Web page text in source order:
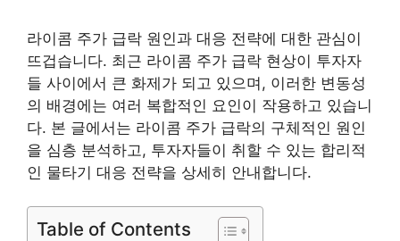
라이콤 주가 급락 원인과 대응 전략에 대한 관심이
뜨겁습니다. 최근 라이콤 주가 급락 현상이 투자자
들 사이에서 큰 화제가 되고 있으며, 이러한 변동성
의 배경에는 여러 복합적인 요인이 작용하고 있습니
다. 본 글에서는 라이콤 주가 급락의 구체적인 원인
을 심층 분석하고, 투자자들이 취할 수 있는 합리적
인 물타기 대응 전략을 상세히 안내합니다.
Table of Contents